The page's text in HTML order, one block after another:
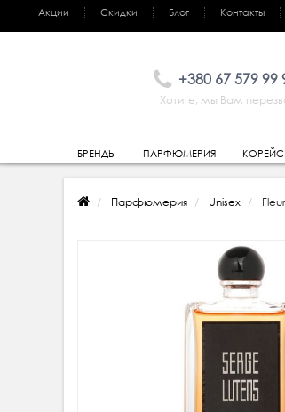
Акции Скидки Блог Контакты
+380 67 579 99
Хотите, мы Вам
БРЕНДЫ ПАРФЮМЕРИЯ
Парфюмерия Unisex